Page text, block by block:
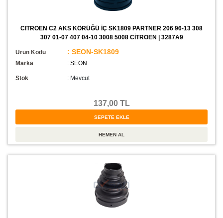
CITROEN C2 AKS KÖRÜĞÜ İÇ SK1809 PARTNER 206 96-13 308
307 01-07 407 04-10 3008 5008 CİTROEN | 3287A9
Ürün Kodu : SEON-SK1809
Marka : SEON
Stok : Mevcut
137,00 TL